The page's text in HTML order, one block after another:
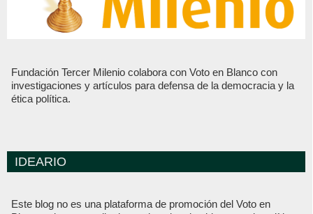
Fundación Tercer Milenio colabora con Voto en Blanco con
investigaciones y artículos para defensa de la democracia y la
ética política.
IDEARIO
Este blog no es una plataforma de promoción del Voto en